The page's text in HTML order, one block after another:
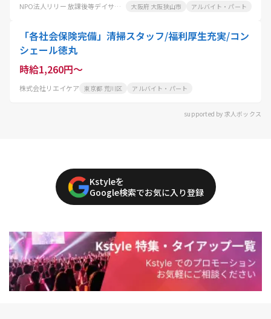
NPO法人リリー 放課後等デイサービスリリー 大阪府 大阪狭山市 アルバイト・パート
「各社会保険完備」清掃スタッフ/福利厚生充実/コン
シェール徳丸
時給1,260円～
株式会社リエイケア 東京都 荒川区 アルバイト・パート
supported by 求人ボックス
Kstyleを
Google検索でお気に入り登録